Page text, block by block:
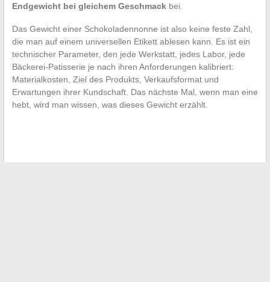
Endgewicht bei gleichem Geschmackbei.
Das Gewicht einer Schokoladennonne ist also keine feste Zahl,
die man auf einem universellen Etikett ablesen kann. Es ist ein
technischer Parameter, den jede Werkstatt, jedes Labor, jede
Bäckerei-Patisserie je nach ihren Anforderungen kalibriert:
Materialkosten, Ziel des Produkts, Verkaufsformat und
Erwartungen ihrer Kundschaft. Das nächste Mal, wenn man eine
hebt, wird man wissen, was dieses Gewicht erzählt.